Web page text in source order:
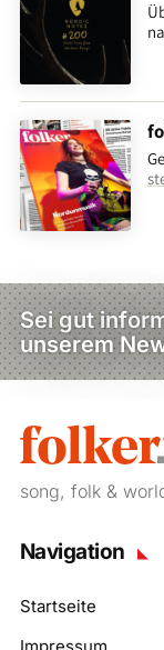
Sei gut
unserem
song, folk &
Navigation
Startseite